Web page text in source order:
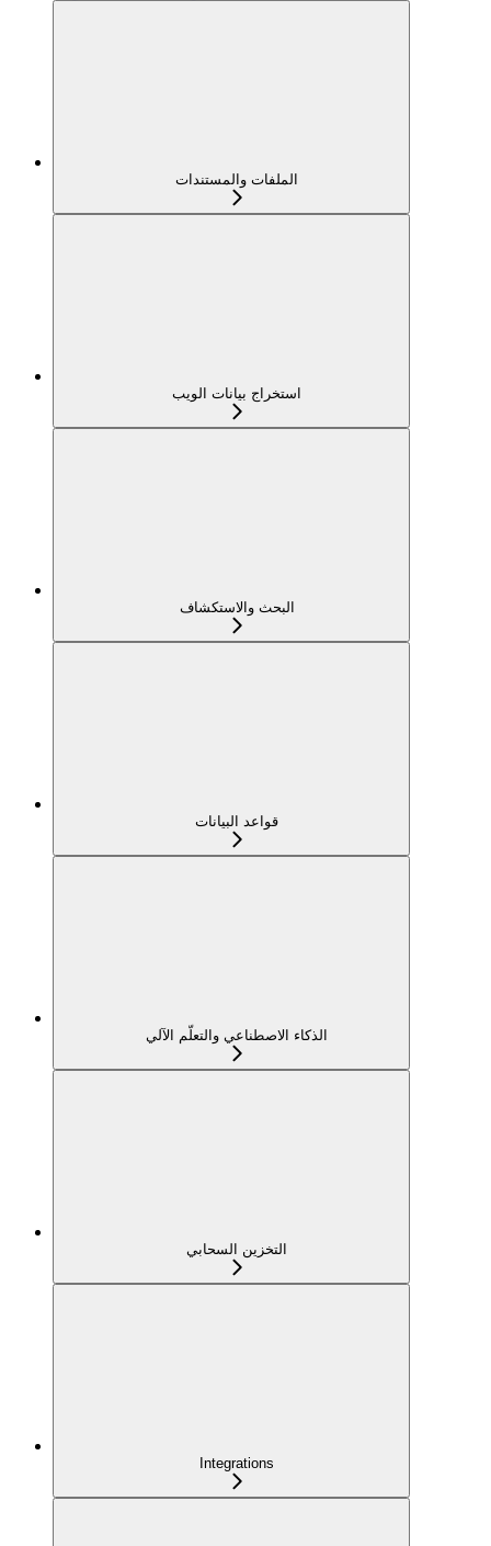
الملفات والمستندات
استخراج بيانات الويب
البحث والاستكشاف
قواعد البيانات
الذكاء الاصطناعي والتعلّم الآلي
التخزين السحابي
Integrations